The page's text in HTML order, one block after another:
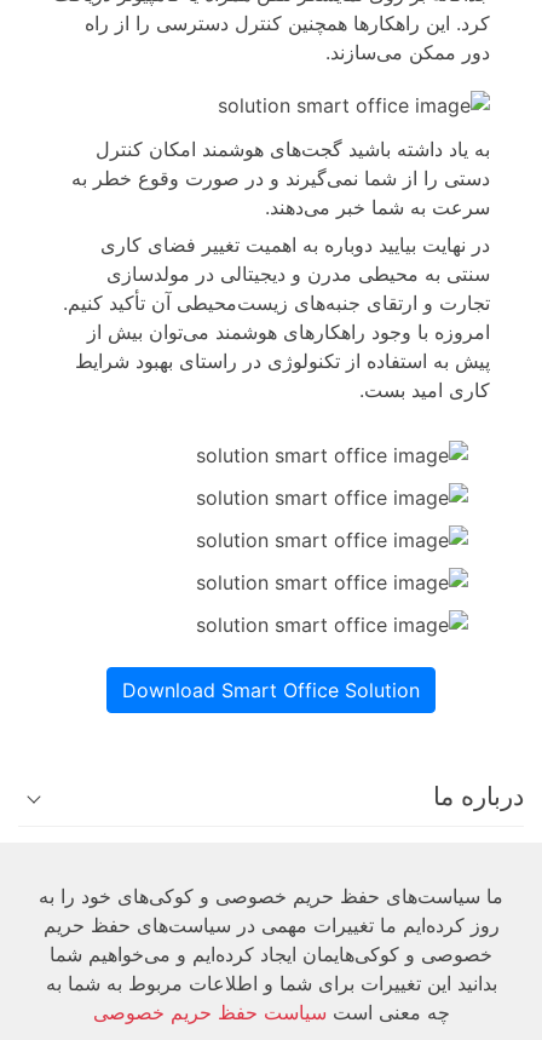
کرد. این راهکارها همچنین کنترل دسترسی را از راه
دور ممکن می‌سازند.
به یاد داشته باشید گجت‌های هوشمند امکان کنترل
دستی را از شما نمی‌گیرند و در صورت وقوع خطر به
سرعت به شما خبر می‌دهند.
در نهایت بیایید دوباره به اهمیت تغییر فضای کاری
سنتی به محیطی مدرن و دیجیتالی در مولدسازی
تجارت و ارتقای جنبه‌های زیست‌محیطی آن تأکید کنیم.
امروزه با وجود راهکارهای هوشمند می‌توان بیش از
پیش به استفاده از تکنولوژی در راستای بهبود شرایط
کاری امید بست.
Download Smart Office Solution
درباره ما
کاربر
ما سیاست‌های حفظ حریم خصوصی و کوکی‌های خود را به
روز کرده‌ایم ما تغییرات مهمی در سیاست‌های حفظ حریم
خصوصی و کوکی‌هایمان ایجاد کرده‌ایم و می‌خواهیم شما
بدانید این تغییرات برای شما و اطلاعات مربوط به شما به
چه معنی است سیاست حفظ حریم خصوصی